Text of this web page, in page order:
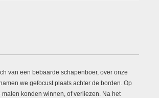
van een bebaarde schapenboer, over onze
we gefocust plaats achter de borden. Op
konden winnen, of verliezen. Na het